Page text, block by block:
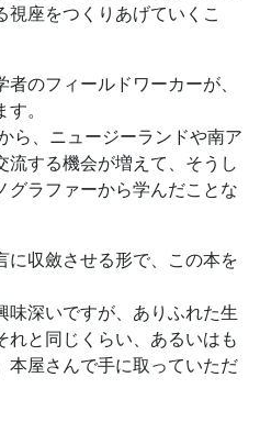
座をつくりあげていくこ
のフィールドワーカーが、
。
ら、ニュージーランドや南ア
する機会が増えて、そうし
グラファーから学んだことな
収斂させる形で、この本を
深いですが、ありふれた生
と同じくらい、あるいはも
本屋さんで手に取っていただ